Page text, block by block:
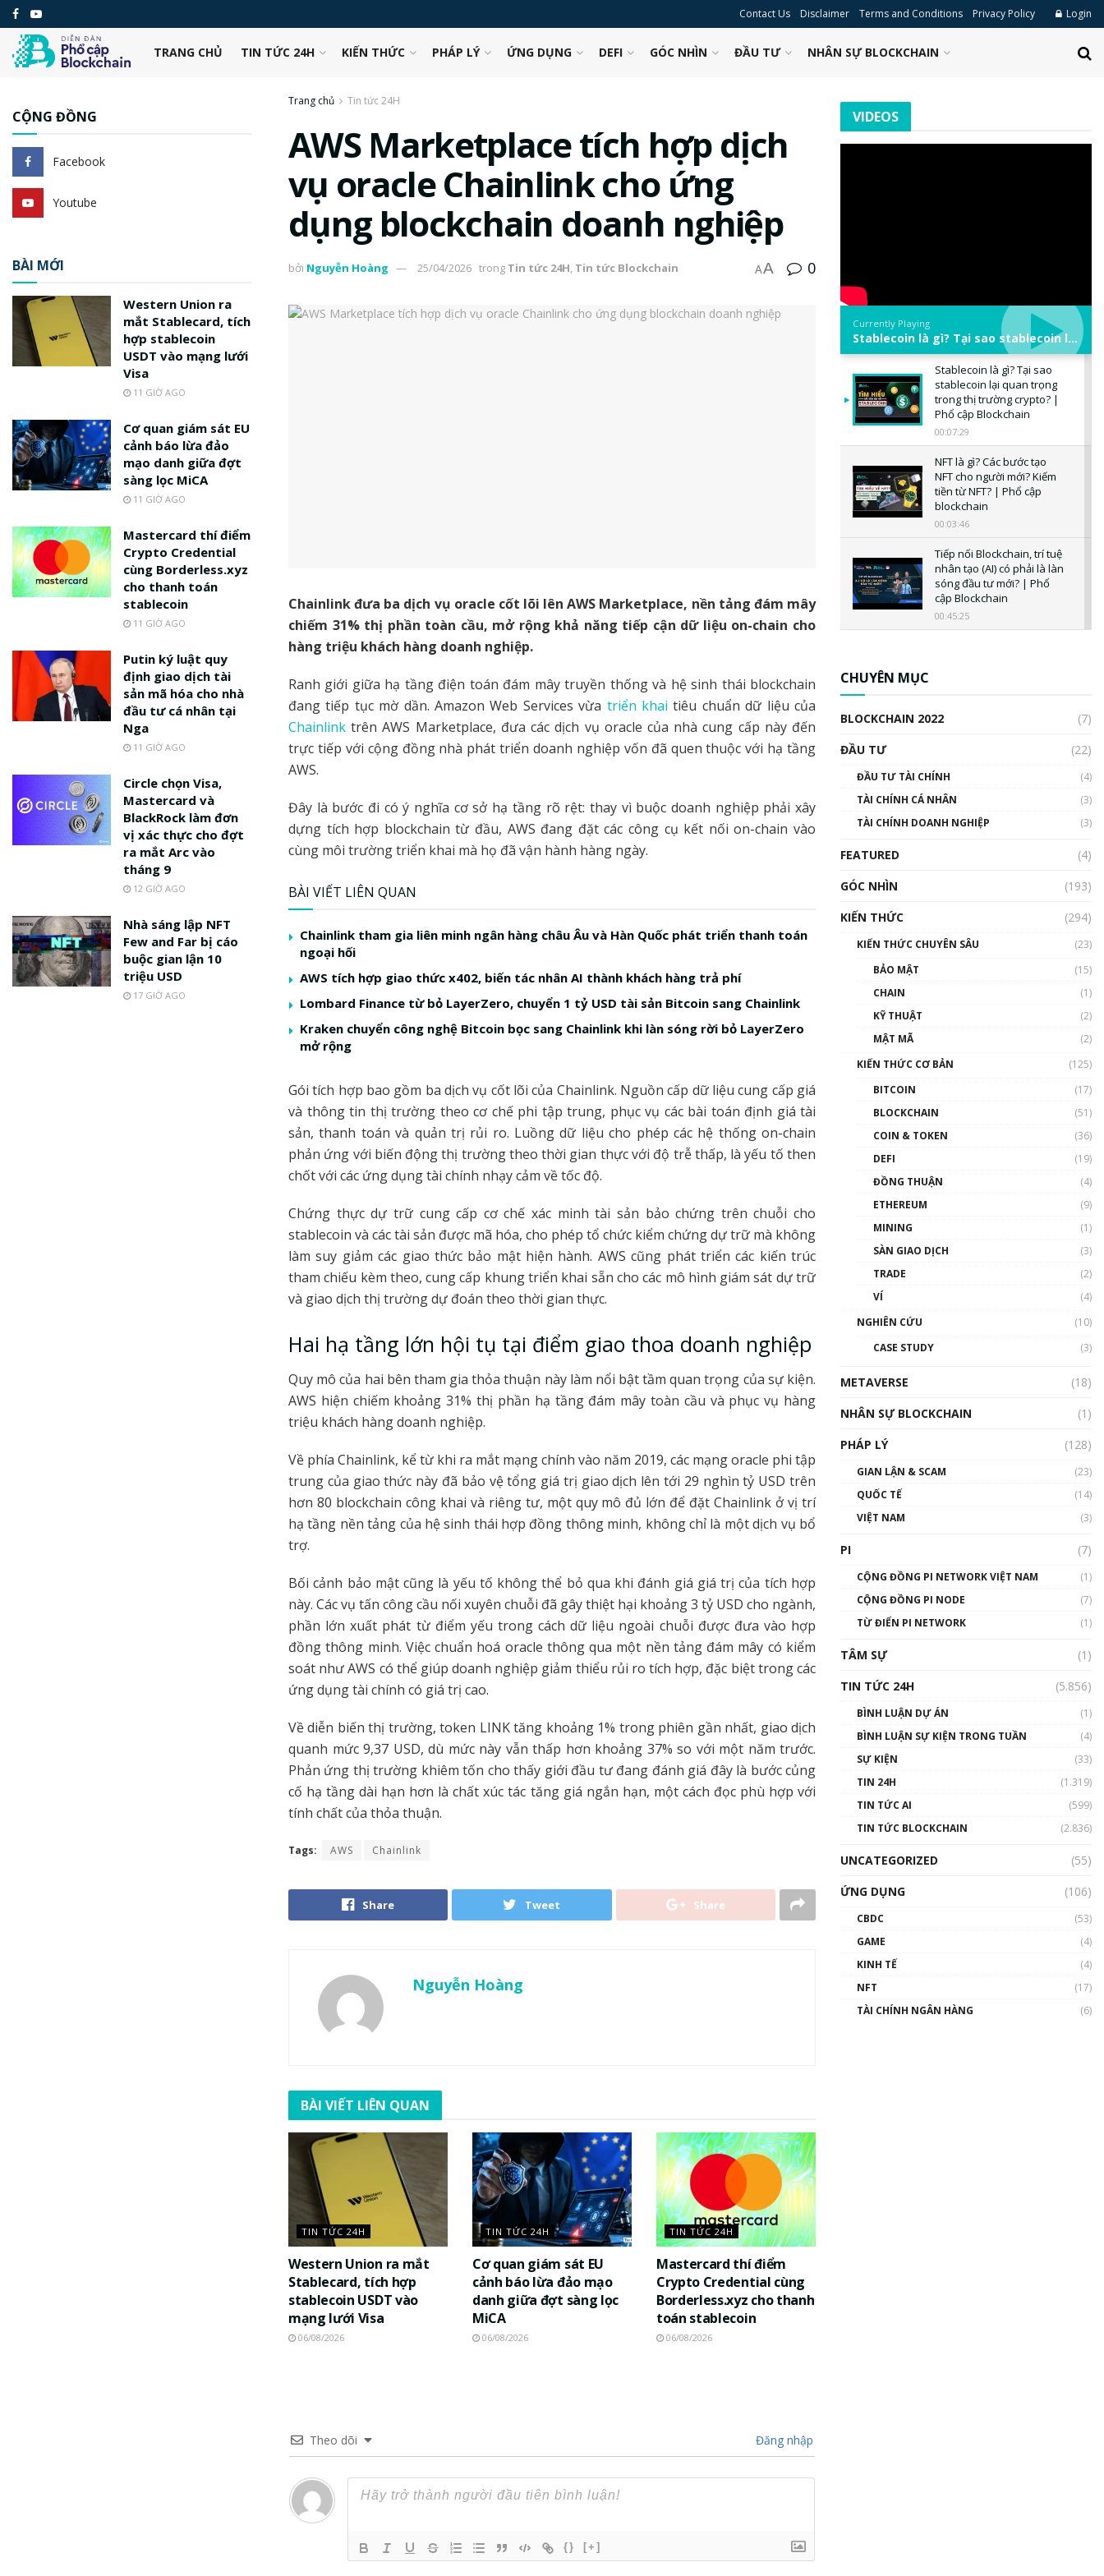
Contact Us Disclaimer Terms and Conditions Privacy Policy Login
TRANG CHỦ TIN TỨC 24H KIẾN THỨC PHÁP LÝ ỨNG DỤNG DEFI GÓC NHÌN ĐẦU TƯ NHÂN SỰ BLOCKCHAIN
Trang chủ Tin tức 24H
AWS Marketplace tích hợp dịch
vụ oracle Chainlink cho ứng
dụng blockchain doanh nghiệp
bởi Nguyễn Hoàng 25/04/2026 trong Tin tức 24H, Tin tức Blockchain AA 0
Chainlink đưa ba dịch vụ oracle cốt lõi lên AWS Marketplace, nền tảng đám mây
chiếm 31% thị phần toàn cầu, mở rộng khả năng tiếp cận dữ liệu on-chain cho
hàng triệu khách hàng doanh nghiệp.
Ranh giới giữa hạ tầng điện toán đám mây truyền thống và hệ sinh thái blockchain
đang tiếp tục mờ dần. Amazon Web Services vừa triển khai tiêu chuẩn dữ liệu của
Chainlink trên AWS Marketplace, đưa các dịch vụ oracle của nhà cung cấp này đến
trực tiếp với cộng đồng nhà phát triển doanh nghiệp vốn đã quen thuộc với hạ tầng
AWS.
Đây là bước đi có ý nghĩa cơ sở hạ tầng rõ rệt: thay vì buộc doanh nghiệp phải xây
dựng tích hợp blockchain từ đầu, AWS đang đặt các công cụ kết nối on-chain vào
cùng môi trường triển khai mà họ đã vận hành hàng ngày.
BÀI VIẾT LIÊN QUAN
Chainlink tham gia liên minh ngân hàng châu Âu và Hàn Quốc phát triển thanh toán
ngoại hối
AWS tích hợp giao thức x402, biến tác nhân AI thành khách hàng trả phí
Lombard Finance từ bỏ LayerZero, chuyển 1 tỷ USD tài sản Bitcoin sang Chainlink
Kraken chuyển công nghệ Bitcoin bọc sang Chainlink khi làn sóng rời bỏ LayerZero
mở rộng
Gói tích hợp bao gồm ba dịch vụ cốt lõi của Chainlink. Nguồn cấp dữ liệu cung cấp giá
và thông tin thị trường theo cơ chế phi tập trung, phục vụ các bài toán định giá tài
sản, thanh toán và quản trị rủi ro. Luồng dữ liệu cho phép các hệ thống on-chain
phản ứng với biến động thị trường theo thời gian thực với độ trễ thấp, là yếu tố then
chốt với các ứng dụng tài chính nhạy cảm về tốc độ.
Chứng thực dự trữ cung cấp cơ chế xác minh tài sản bảo chứng trên chuỗi cho
stablecoin và các tài sản được mã hóa, cho phép tổ chức kiểm chứng dự trữ mà không
làm suy giảm các giao thức bảo mật hiện hành. AWS cũng phát triển các kiến trúc
tham chiếu kèm theo, cung cấp khung triển khai sẵn cho các mô hình giám sát dự trữ
và giao dịch thị trường dự đoán theo thời gian thực.
Hai hạ tầng lớn hội tụ tại điểm giao thoa doanh nghiệp
Quy mô của hai bên tham gia thỏa thuận này làm nổi bật tầm quan trọng của sự kiện.
AWS hiện chiếm khoảng 31% thị phần hạ tầng đám mây toàn cầu và phục vụ hàng
triệu khách hàng doanh nghiệp.
Về phía Chainlink, kể từ khi ra mắt mạng chính vào năm 2019, các mạng oracle phi tập
trung của giao thức này đã bảo vệ tổng giá trị giao dịch lên tới 29 nghìn tỷ USD trên
hơn 80 blockchain công khai và riêng tư, một quy mô đủ lớn để đặt Chainlink ở vị trí
hạ tầng nền tảng của hệ sinh thái hợp đồng thông minh, không chỉ là một dịch vụ bổ
trợ.
Bối cảnh bảo mật cũng là yếu tố không thể bỏ qua khi đánh giá giá trị của tích hợp
này. Các vụ tấn công cầu nối xuyên chuỗi đã gây thiệt hại khoảng 3 tỷ USD cho ngành,
phần lớn xuất phát từ điểm yếu trong cách dữ liệu ngoài chuỗi được đưa vào hợp
đồng thông minh. Việc chuẩn hoá oracle thông qua một nền tảng đám mây có kiểm
soát như AWS có thể giúp doanh nghiệp giảm thiểu rủi ro tích hợp, đặc biệt trong các
ứng dụng tài chính có giá trị cao.
Về diễn biến thị trường, token LINK tăng khoảng 1% trong phiên gần nhất, giao dịch
quanh mức 9,37 USD, dù mức này vẫn thấp hơn khoảng 37% so với một năm trước.
Phản ứng thị trường khiêm tốn cho thấy giới đầu tư đang đánh giá đây là bước củng
cố hạ tầng dài hạn hơn là chất xúc tác tăng giá ngắn hạn, một cách đọc phù hợp với
tính chất của thỏa thuận.
Tags: AWS Chainlink
Share Tweet Share
Nguyễn Hoàng
BÀI VIẾT LIÊN QUAN
TIN TỨC 24H
Western Union ra mắt
Stablecard, tích hợp
stablecoin USDT vào
mạng lưới Visa
06/08/2026
TIN TỨC 24H
Cơ quan giám sát EU
cảnh báo lừa đảo mạo
danh giữa đợt sàng lọc
MiCA
06/08/2026
TIN TỨC 24H
Mastercard thí điểm
Crypto Credential cùng
Borderless.xyz cho thanh
toán stablecoin
06/08/2026
Theo dõi Đăng nhập
{} [+]
CỘNG ĐỒNG
Facebook
Youtube
BÀI MỚI
Western Union ra
mắt Stablecard, tích
hợp stablecoin
USDT vào mạng lưới
Visa
11 GIỜ AGO
Cơ quan giám sát EU
cảnh báo lừa đảo
mạo danh giữa đợt
sàng lọc MiCA
11 GIỜ AGO
Mastercard thí điểm
Crypto Credential
cùng Borderless.xyz
cho thanh toán
stablecoin
11 GIỜ AGO
Putin ký luật quy
định giao dịch tài
sản mã hóa cho nhà
đầu tư cá nhân tại
Nga
11 GIỜ AGO
Circle chọn Visa,
Mastercard và
BlackRock làm đơn
vị xác thực cho đợt
ra mắt Arc vào
tháng 9
12 GIỜ AGO
Nhà sáng lập NFT
Few and Far bị cáo
buộc gian lận 10
triệu USD
17 GIỜ AGO
VIDEOS
Currently Playing
Stablecoin là gì? Tại sao stablecoin lại quan trọng trong thị trường crypto? | Phổ cập Blockchain
Stablecoin là gì? Tại sao
stablecoin lại quan trọng
trong thị trường crypto? |
Phổ cập Blockchain
00:07:29
NFT là gì? Các bước tạo
NFT cho người mới? Kiếm
tiền từ NFT? | Phổ cập
blockchain
00:03:46
Tiếp nối Blockchain, trí tuệ
nhân tạo (AI) có phải là làn
sóng đầu tư mới? | Phổ
cập Blockchain
00:45:25
uptrend trong năm 2023? |
Phổ cập Blockchain
00:02:14
Nhìn lại năm 2022: Những
nhân vật ảnh hưởng nhất
hệ sinh thái tiền mã hoá |
Blockchain
Nhân sự tương lại ngành
Blockchain Việt Nam | Phổ
cập Blockchain
Blockchain đang được ứng
01:34:46
01:32:59
Talkshow17: Mùa đông
Crypto – Chiếc khăn gió ấm
01:49:30
Talkshow 14: MemeCoin –
CHUYÊN MỤC
BLOCKCHAIN 2022
(7)
ĐẦU TƯ
(22)
ĐẦU TƯ TÀI CHÍNH
(4)
TÀI CHÍNH CÁ NHÂN
(3)
TÀI CHÍNH DOANH NGHIỆP
(3)
FEATURED
(4)
GÓC NHÌN
(193)
KIẾN THỨC
(294)
KIẾN THỨC CHUYÊN SÂU
(23)
BẢO MẬT
(15)
CHAIN
(1)
KỸ THUẬT
(2)
MẬT MÃ
(2)
KIẾN THỨC CƠ BẢN
(125)
BITCOIN
(17)
BLOCKCHAIN
(51)
COIN & TOKEN
(36)
DEFI
(19)
ĐỒNG THUẬN
(4)
ETHEREUM
(9)
MINING
(1)
SÀN GIAO DỊCH
(3)
TRADE
(2)
VÍ
(4)
NGHIÊN CỨU
(10)
CASE STUDY
(3)
METAVERSE
(18)
NHÂN SỰ BLOCKCHAIN
(1)
PHÁP LÝ
(128)
GIAN LẬN & SCAM
(23)
QUỐC TẾ
(14)
VIỆT NAM
(3)
PI (7)
CỘNG ĐỒNG PI NETWORK VIỆT NAM
(1)
CỘNG ĐỒNG PI NODE
(7)
TỪ ĐIỂN PI NETWORK
(1)
TÂM SỰ
(1)
TIN TỨC 24H
(5.856)
BÌNH LUẬN DỰ ÁN
(1)
BÌNH LUẬN SỰ KIỆN TRONG TUẦN
(4)
SỰ KIỆN
(33)
TIN 24H
(1.319)
TIN TỨC AI
(599)
TIN TỨC BLOCKCHAIN
(2.836)
UNCATEGORIZED
(55)
ỨNG DỤNG
(106)
CBDC
(53)
GAME
(4)
KINH TẾ
(4)
NFT
(17)
TÀI CHÍNH NGÂN HÀNG
(6)